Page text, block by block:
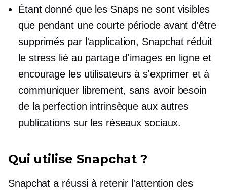
Étant donné que les Snaps ne sont visibles
que pendant une courte période avant d'être
supprimés par l'application, Snapchat réduit
le stress lié au partage d'images en ligne et
encourage les utilisateurs à s'exprimer et à
communiquer librement, sans avoir besoin
de la perfection intrinsèque aux autres
publications sur les réseaux sociaux.
Qui utilise Snapchat ?
Snapchat a réussi à retenir l'attention des